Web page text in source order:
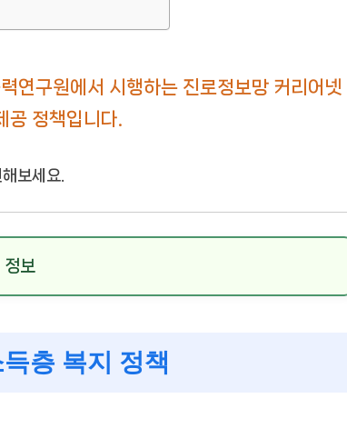
연구원에서 시행하는 진로정보망 커리어넷
공 정책입니다.
보세요.
정보
층 복지 정책